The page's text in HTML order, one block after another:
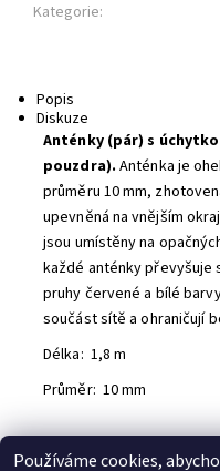
Kategorie:
Popis
Diskuze
Anténky (pár) s
pouzdra). Anténka je
průměru 10 mm,
upevněná na vnějším
jsou umístěny na
každé anténky převyšuje
pruhy červené a bílé
součást sítě a ohraničují
Délka: 1,8 m
Průměr: 10 mm
Buďte první, kdo napíše
Používáme cookies,